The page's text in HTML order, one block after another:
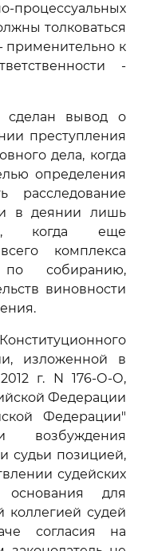
процессуальных
толковаться
применительно к
-
вывод о
преступления
дела, когда
определения
расследование
в деянии лишь
когда еще
комплекса
по собиранию,
виновности
изложенной в
г. N 176-О-О,
Федерации
Федерации"
возбуждения
судьи позицией,
судейских
для
коллегией судей
согласия на